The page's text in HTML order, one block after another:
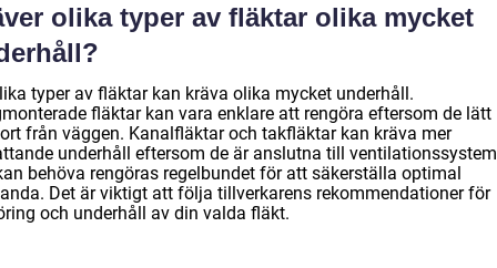
olika typer av fläktar olika mycket
typer av fläktar kan kräva olika mycket underhåll.
fläktar kan vara enklare att rengöra eftersom de lätt
från väggen. Kanalfläktar och takfläktar kan kräva mer
underhåll eftersom de är anslutna till
behöva rengöras regelbundet för att säkerställa optimal
Det är viktigt att följa tillverkarens rekommendationer för
och underhåll av din valda fläkt.